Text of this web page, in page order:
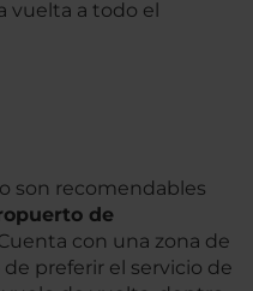
vuelta a todo el
son recomendables
de
con una zona de
preferir el servicio de